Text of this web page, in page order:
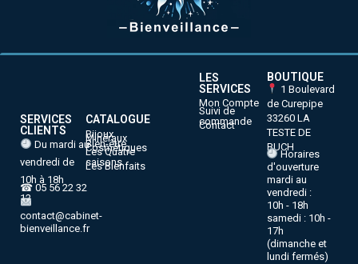
SERVICES
CLIENTS
Du mardi au
vendredi de
10h à 18h
☎ 05 56 22 32
12
contact@cabinet-
bienveillance.fr
CATALOGUE
Bijoux
Minéraux
Bien-être
Cosmétiques
Les Quatre
saisons
Les Bienfaits
LES
SERVICES
Mon Compte
Suivi de
commande
Contact
BOUTIQUE
1 Boulevard
de Curepipe
33260 LA
TESTE DE
BUCH
Horaires
d'ouverture
mardi au
vendredi :
10h - 18h
samedi : 10h -
17h
(dimanche et
lundi fermés)